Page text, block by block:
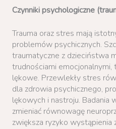
Czynniki psychologiczne
Trauma oraz stres mają
problemów psychicznych.
traumatyczne z dzieciństwa
trudnościami
lękowe. Przewlekły stres
dla zdrowia psychicznego,
lękowych i nastroju. Badania
zmieniać równowagę
zwiększa ryzyko wystąpienia